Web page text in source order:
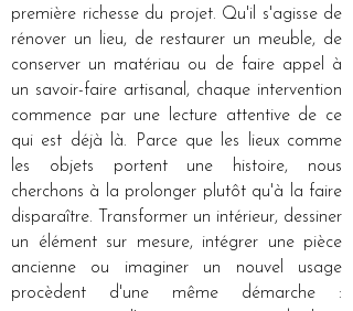
première richesse du projet. Qu'il s'agisse de
rénover un lieu, de restaurer un meuble, de
conserver un matériau ou de faire appel à
un savoir-faire artisanal, chaque intervention
commence par une lecture attentive de ce
qui est déjà là. Parce que les lieux comme
les objets portent une histoire, nous
cherchons à la prolonger plutôt qu'à la faire
disparaître. Transformer un intérieur, dessiner
un élément sur mesure, intégrer une pièce
ancienne ou imaginer un nouvel usage
procèdent d'une même démarche :